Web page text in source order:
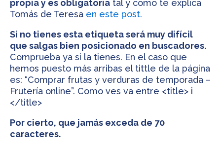
propia y es obligatoria tal y como te explica
Tomás de Teresa en este post.
Si no tienes esta etiqueta será muy difícil
que salgas bien posicionado en buscadores.
Comprueba ya si la tienes. En el caso que
hemos puesto más arribas el tittle de la página
es: “Comprar frutas y verduras de temporada –
Frutería online”. Como ves va entre <title> i
</title>
Por cierto, que jamás exceda de 70
caracteres.